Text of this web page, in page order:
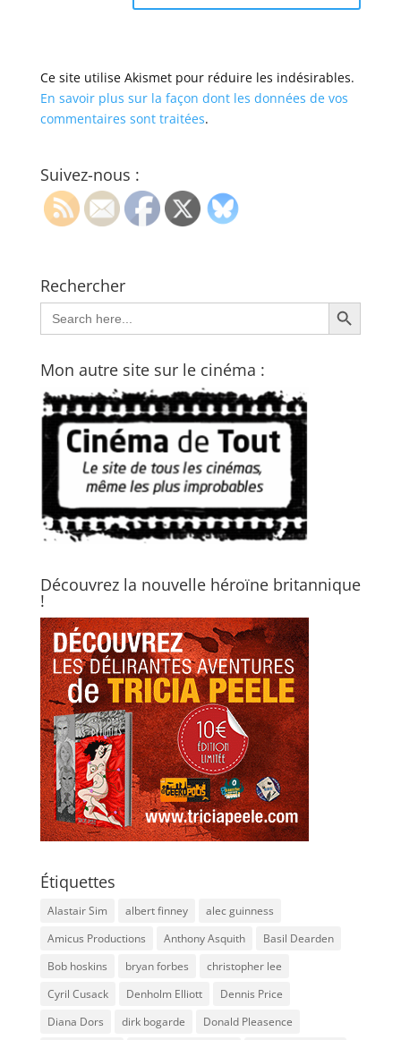
Ce site utilise Akismet pour réduire les indésirables.
En savoir plus sur la façon dont les données de vos
commentaires sont traitées.
Suivez-nous :
Rechercher
Search
for:
Search Button
Mon autre site sur le cinéma :
Découvrez la nouvelle héroïne britannique
!
Étiquettes
Alastair Sim albert finney
alec guinness
Amicus Productions
Anthony Asquith
Basil Dearden
Bob hoskins
bryan forbes
christopher lee
Cyril Cusack
Denholm Elliott
Dennis Price
Diana Dors
dirk bogarde
Donald Pleasence